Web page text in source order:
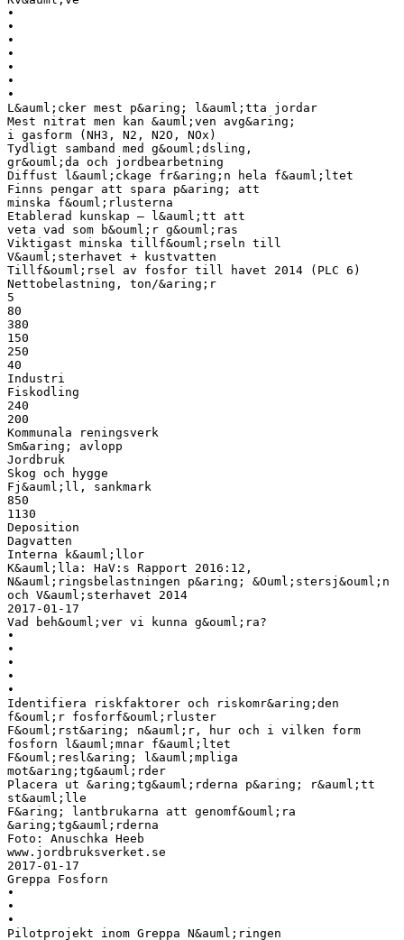
•
•
•
•
•
•
•
L&auml;cker mest p&aring; l&auml;tta jordar
Mest nitrat men kan &auml;ven avg&aring;
i gasform (NH3, N2, N2O, NOx)
Tydligt samband med g&ouml;dsling,
gr&ouml;da och jordbearbetning
Diffust l&auml;ckage fr&aring;n hela f&auml;ltet
Finns pengar att spara p&aring; att
minska f&ouml;rlusterna
Etablerad kunskap – l&auml;tt att
veta vad som b&ouml;r g&ouml;ras
Viktigast minska tillf&ouml;rseln till
V&auml;sterhavet + kustvatten
Tillf&ouml;rsel av fosfor till havet 2014 (PLC 6)
Nettobelastning, ton/&aring;r
5
80
380
150
250
40
Industri
Fiskodling
240
200
Kommunala reningsverk
Sm&aring; avlopp
Jordbruk
Skog och hygge
Fj&auml;ll, sankmark
850
1130
Deposition
Dagvatten
Interna k&auml;llor
K&auml;lla: HaV:s Rapport 2016:12,
N&auml;ringsbelastningen p&aring; &Ouml;stersj&ouml;n
och V&auml;sterhavet 2014
2017-01-17
Vad beh&ouml;ver vi kunna g&ouml;ra?
•
•
•
•
•
Identifiera riskfaktorer och riskomr&aring;den
f&ouml;r fosforf&ouml;rluster
F&ouml;rst&aring; n&auml;r, hur och i vilken form
fosforn l&auml;mnar f&auml;ltet
F&ouml;resl&aring; l&auml;mpliga
mot&aring;tg&auml;rder
Placera ut &aring;tg&auml;rderna p&aring; r&auml;tt
st&auml;lle
F&aring; lantbrukarna att genomf&ouml;ra
&aring;tg&auml;rderna
Foto: Anuschka Heeb
www.jordbruksverket.se
2017-01-17
Greppa Fosforn
•
•
•
Pilotprojekt inom Greppa N&auml;ringen